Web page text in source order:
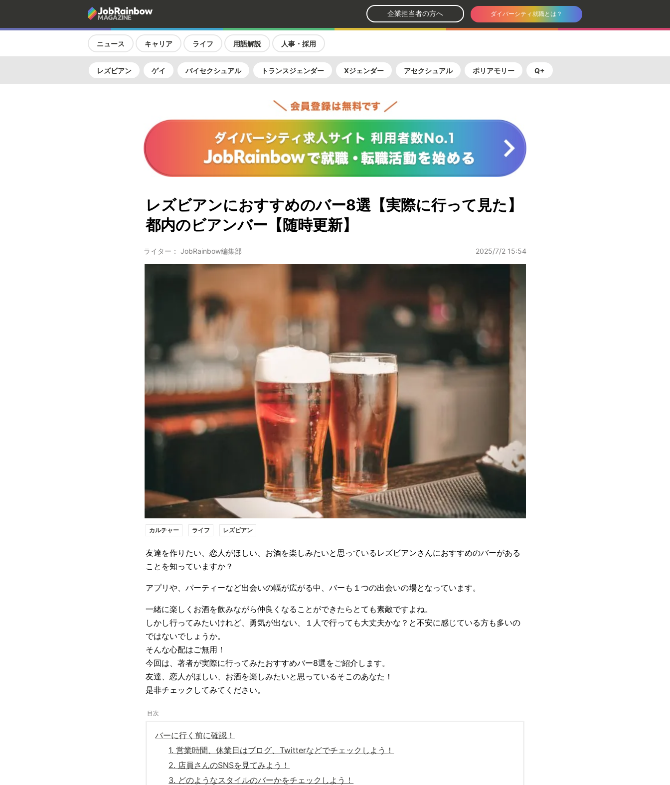
企業担当者の方へ ダイバーシティ就職とは？
ニュース キャリア ライフ 用語解説 人事・採用
レズビアン ゲイ バイセクシュアル トランスジェンダー Xジェンダー アセクシュアル ポリアモリー Q+
レズビアンにおすすめのバー8選【実際に行って見た】
都内のビアンバー【随時更新】
ライター： JobRainbow編集部 2025/7/2 15:54
カルチャー ライフ レズビアン
友達を作りたい、恋人がほしい、お酒を楽しみたいと思っているレズビアンさんにおすすめのバーがある
ことを知っていますか？
アプリや、パーティーなど出会いの幅が広がる中、バーも１つの出会いの場となっています。
一緒に楽しくお酒を飲みながら仲良くなることができたらとても素敵ですよね。
しかし行ってみたいけれど、勇気が出ない、１人で行っても大丈夫かな？と不安に感じている方も多いの
ではないでしょうか。
そんな心配はご無用！
今回は、著者が実際に行ってみたおすすめバー8選をご紹介します。
友達、恋人がほしい、お酒を楽しみたいと思っているそこのあなた！
是非チェックしてみてください。
バーに行く前に確認！
1. 営業時間、休業日はブログ、Twitterなどでチェックしよう！
2. 店員さんのSNSを見てみよう！
3. どのようなスタイルのバーかをチェックしよう！